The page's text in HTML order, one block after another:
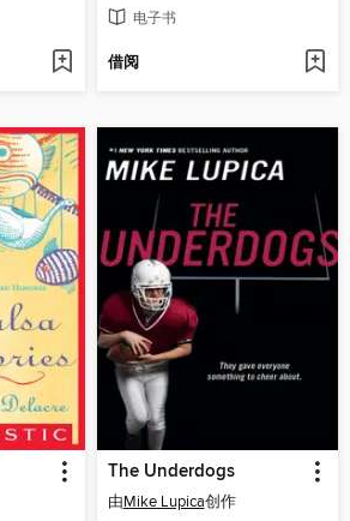
电子书
借阅
The Underdogs
由Mike Lupica创作